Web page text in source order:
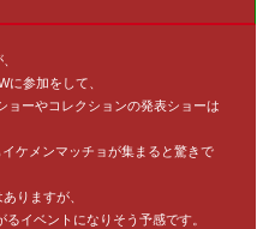
に参加をして、
ーやコレクションの発表ショーは
ケメンマッチョが集まると驚きで
りますが、
イベントになりそう予感です。